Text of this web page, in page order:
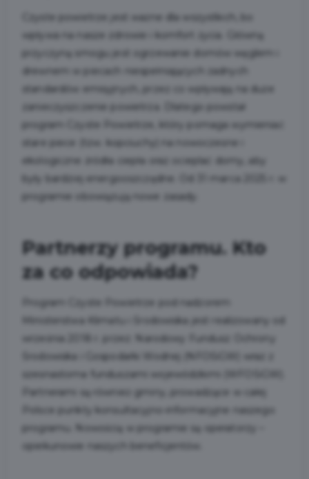
przyczyną smogu jest ogrzewanie domów węglem i
drewnem w piecach niespełniających żadnych
standardów emisyjnych, przez co wpływają na duże
program Czyste Powietrze, który pomaga wymieniać
ekologiczne źródła ciepła oraz ocieplać domy, aby
były bardziej energooszczędne. Od 31 marca 2025 r. w
Partnerzy programu. Kto
za co odpowiada?
Środowiska i Gospodarki Wodnej (NFOŚiGW) wraz z